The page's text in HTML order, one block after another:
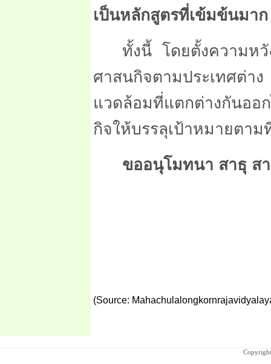
เป็นหลักสูตรที่เข้มข้นมาก
ทั้งนี้ โดยตั้งความหวั
ศาสนกิจตามประเทศต่
แวดล้อมที่แตกต่างกันออ
กิจให้บรรลุเป้าหมายตาม
ขออนุโมทนา สาธุ ส
(Source: